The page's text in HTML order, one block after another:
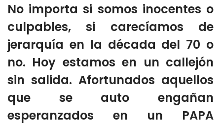
No importa si somos inocentes o
culpables, si carecíamos de
jerarquía en la década del 70 o
no. Hoy estamos en un callejón
sin salida. Afortunados aquellos
que se auto engañan
esperanzados en un PAPA